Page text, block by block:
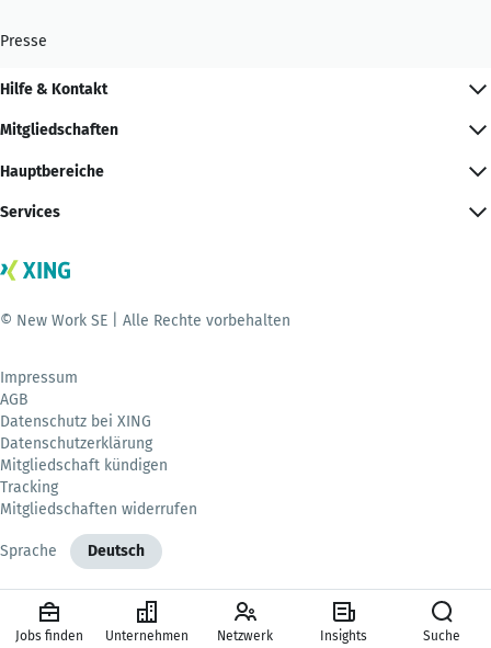
Presse
Hilfe & Kontakt
Mitgliedschaften
Hauptbereiche
Services
© New Work SE | Alle Rechte vorbehalten
Impressum
AGB
Datenschutz bei XING
Datenschutzerklärung
Mitgliedschaft kündigen
Tracking
Mitgliedschaften widerrufen
Sprache Deutsch
Jobs finden Unternehmen Netzwerk Insights Suche